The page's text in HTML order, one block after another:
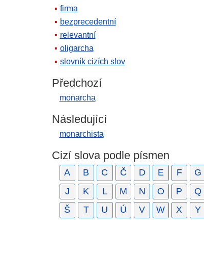
firma
bezprecedentní
relevantní
oligarcha
slovník cizích slov
Předchozí
monarcha
Následující
monarchista
Cizí slova podle písmen
A B C Č D E F G
J
K L M N O P Q
Š
T U Ú V W X Y